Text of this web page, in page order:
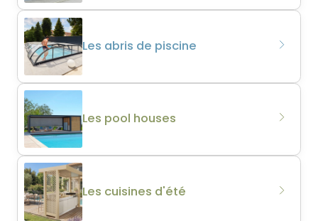
Les abris de piscine
Les pool houses
Les cuisines d'été